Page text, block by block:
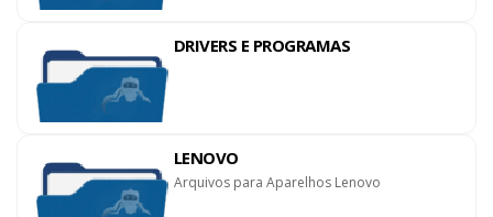
DRIVERS E PROGRAMAS
LENOVO
Arquivos para Aparelhos Lenovo